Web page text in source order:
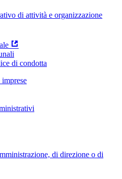
di attività e organizzazione
di condotta
di direzione o di